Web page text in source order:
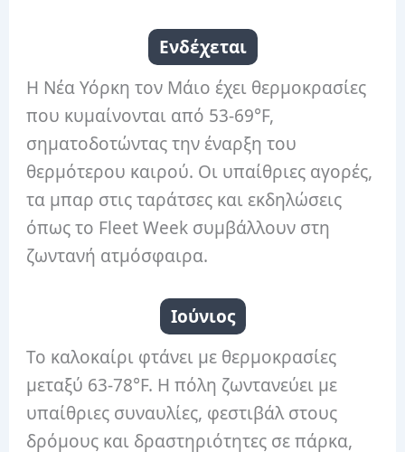
Ενδέχεται
Η Νέα Υόρκη τον Μάιο έχει θερμοκρασίες
που κυμαίνονται από 53-69°F,
σηματοδοτώντας την έναρξη του
θερμότερου καιρού. Οι υπαίθριες αγορές,
τα μπαρ στις ταράτσες και εκδηλώσεις
όπως το Fleet Week συμβάλλουν στη
ζωντανή ατμόσφαιρα.
Ιούνιος
Το καλοκαίρι φτάνει με θερμοκρασίες
μεταξύ 63-78°F. Η πόλη ζωντανεύει με
υπαίθριες συναυλίες, φεστιβάλ στους
δρόμους και δραστηριότητες σε πάρκα,